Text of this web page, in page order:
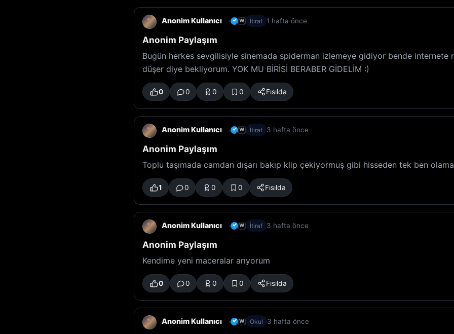
Anonim Kullanıcı ✓ W İtiraf 1 hafta önce
Anonim Paylaşım
Bugün herkes sevgilisiyle sinemada spiderman izlemeye gidiyor bende internete
düşer diye bekliyorum. YOK MU BİRİSİ BERABER GİDELİM :)
0 0 0 0 Fısılda
Anonim Kullanıcı ✓ W İtiraf 3 hafta önce
Anonim Paylaşım
Toplu taşımada camdan dışarı bakıp klip çekiyormuş gibi hisseden tek ben
1 0 0 0 Fısılda
Anonim Kullanıcı ✓ W İtiraf 3 hafta önce
Anonim Paylaşım
Kendime yeni maceralar arıyorum
0 0 0 0 Fısılda
Anonim Kullanıcı ✓ W Okul 3 hafta önce